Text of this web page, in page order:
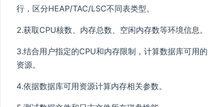
行，区分HEAP/TAC/LSC不同表类型。
2.获取CPU核数、内存总数、空闲内存数等环境信息。
3.结合用户指定的CPU和内存限制，计算数据库可用的
资源。
4.依据数据库可用资源计算内存相关参数。